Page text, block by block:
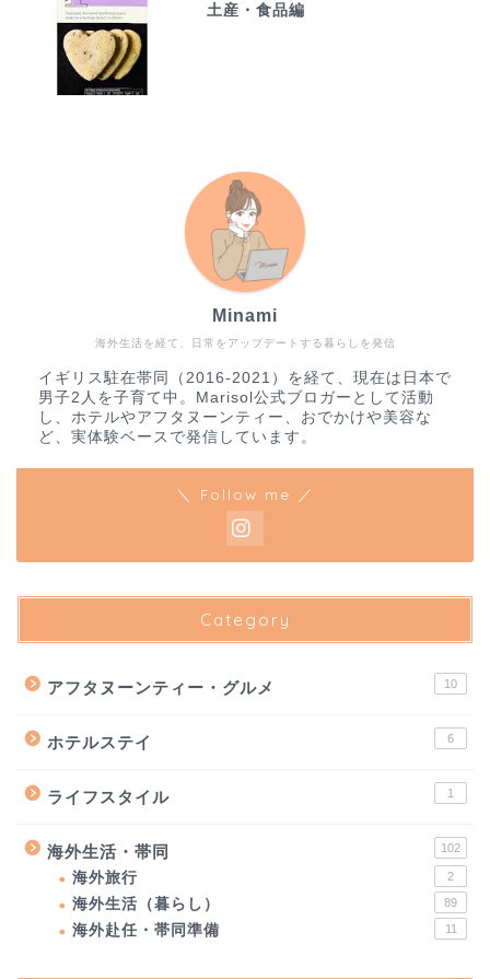
土産・食品編
海外生活を経て、日常をアップデートする暮らしを発信
Minami
イギリス駐在帯同（2016-2021）を経て、現在は日本で
男子2人を子育て中。Marisol公式ブロガーとして活動
し、ホテルやアフタヌーンティー、おでかけや美容な
ど、実体験ベースで発信しています。
＼ Follow me ／
Category
アフタヌーンティー・グルメ 10
ホテルステイ 6
ライフスタイル 1
海外生活・帯同 102
海外旅行 2
海外生活（暮らし） 89
海外赴任・帯同準備 11